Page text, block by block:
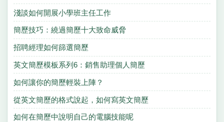
淺談如何開展小學班主任工作
簡歷技巧：繞過簡歷十大致命威脅
招聘經理如何篩選簡歷
英文簡歷模板系列6：銷售助理個人簡歷
如何讓你的簡歷輕裝上陣？
從英文簡歷的格式說起，如何寫英文簡歷
如何在簡歷中說明自己的電腦技能呢